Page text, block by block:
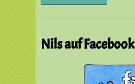
Nils auf Facebook